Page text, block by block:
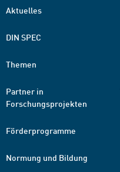
Aktuelles
DIN SPEC
Themen
Partner in
Forschungsprojekten
Förderprogramme
Normung und Bildung